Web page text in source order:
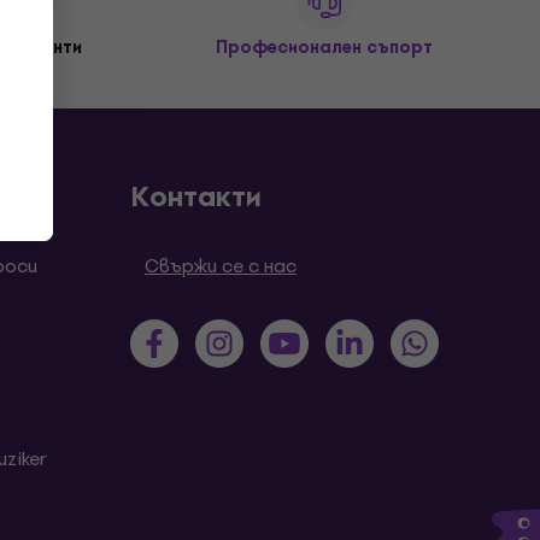
клиенти Професионален съпорт
Контакти
Свържи се с нас